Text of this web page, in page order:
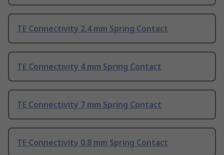
TE Connectivity 2.4 mm Spring Contact
TE Connectivity 4 mm Spring Contact
TE Connectivity 7 mm Spring Contact
TE Connectivity 0.8 mm Spring Contact